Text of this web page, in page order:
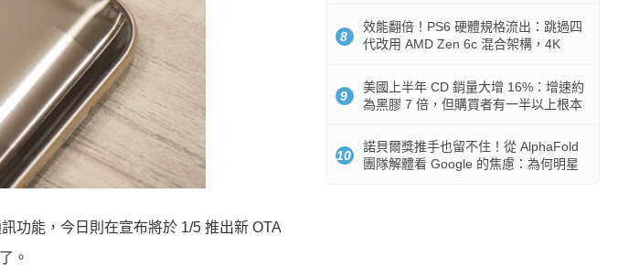
功能，今日則在宣布將於 1/5 推出新 OTA
。
8
效能翻倍！PS6 硬體規格流出：跳過四
代改用 AMD Zen 6c 混合架構，4K
9
美國上半年 CD 銷量大增 16%：增速約
為黑膠 7 倍，但購買者有一半以上根本
10
諾貝爾獎推手也留不住！從 AlphaFold
團隊解體看 Google 的焦慮：為何明星